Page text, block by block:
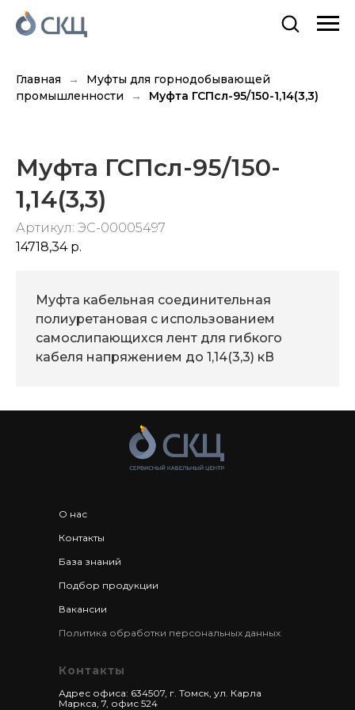
Главная
Муфты для горнодобывающей
промышленности
Муфта ГСПсл-95/150-1,14(3,3)
Муфта ГСПсл-95/150-
1,14(3,3)
Артикул: ЭС-00005497
14718,34 р.
Муфта кабельная соединительная
полиуретановая с использованием
самослипающихся лент для гибкого
кабеля напряжением до 1,14(3,3) кВ
О нас
Контакты
База знаний
Подбор продукции
Вакансии
Политика обработки персональных данных
Адрес офиса: 634507, г. Томск, ул. Карла
Маркса, 7, офис 524
Контакты